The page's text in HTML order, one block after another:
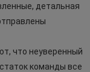
детальная
что неуверенный
команды все